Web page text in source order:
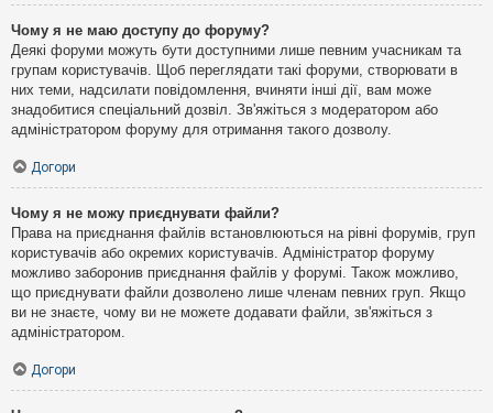
Чому я не маю доступу до форуму?
Деякі форуми можуть бути доступними лише певним учасникам та
групам користувачів. Щоб переглядати такі форуми, створювати в
них теми, надсилати повідомлення, вчиняти інші дії, вам може
знадобитися спеціальний дозвіл. Зв'яжіться з модератором або
адміністратором форуму для отримання такого дозволу.
Догори
Чому я не можу приєднувати файли?
Права на приєднання файлів встановлюються на рівні форумів, груп
користувачів або окремих користувачів. Адміністратор форуму
можливо заборонив приєднання файлів у форумі. Також можливо,
що приєднувати файли дозволено лише членам певних груп. Якщо
ви не знаєте, чому ви не можете додавати файли, зв'яжіться з
адміністратором.
Догори